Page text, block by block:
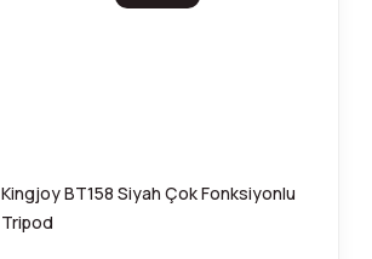
Kingjoy BT158 Siyah Çok Fonksiyonlu
Tripod